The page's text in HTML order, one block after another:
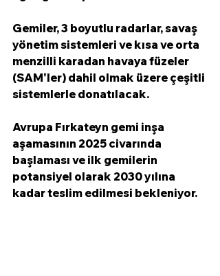
Gemiler, 3 boyutlu radarlar, savaş
yönetim sistemleri ve kısa ve orta
menzilli karadan havaya füzeler
(SAM'ler) dahil olmak üzere çeşitli
sistemlerle donatılacak.
Avrupa Fırkateyn gemi inşa
aşamasının 2025 civarında
başlaması ve ilk gemilerin
potansiyel olarak 2030 yılına
kadar teslim edilmesi bekleniyor.